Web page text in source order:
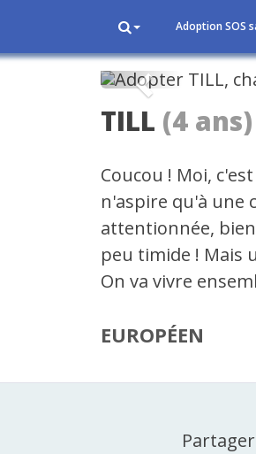
Adoption SOS
Précédent
TILL (4 ans)
Coucou ! Moi,
n'aspire qu'à une
attentionnée,
peu timide ! Mais
On va vivre
EUROPÉEN